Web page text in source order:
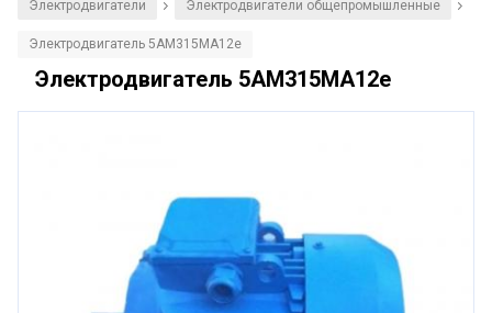
Электродвигатели / Электродвигатели общепромышленные /
Электродвигатель 5АМ315МА12е
Электродвигатель 5АМ315МА12е